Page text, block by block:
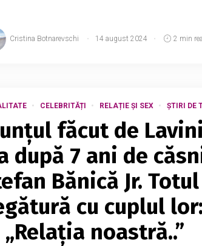
Cristina Botnarevschi 14 august 2024 2 min
CELEBRITĂȚI RELAȚIE ȘI SEX ȘTIRI DE
făcut de
după 7 ani de
Bănică Jr.
cu cuplul lor:
„Relația noastră..”